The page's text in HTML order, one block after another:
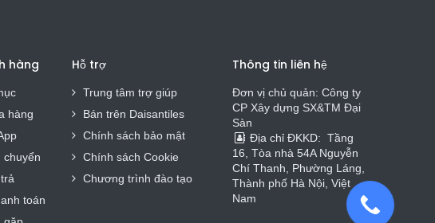
hàng
hàng
chuyển
toán
Hỗ trợ
Trung tâm trợ giúp
Bán trên Daisantiles
Chính sách bảo mật
Chính sách Cookie
Chương trình đào tạo
Thông tin liên hệ
Đơn vị chủ quản: Công ty
CP Xây dựng SX&TM Đại
Sàn
Địa chỉ ĐKKD: Tầng
16, Tòa nhà 54A Nguyễn
Chí Thanh, Phường Láng,
Thành phố Hà Nội, Việt
Nam